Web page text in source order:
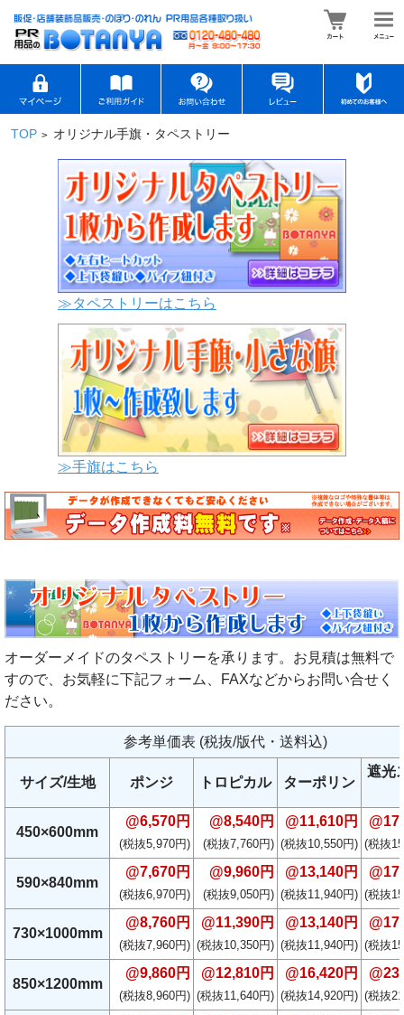
TOP > オリジナル手旗・タペストリー
≫タペストリーはこちら
≫手旗はこちら
オーダーメイドのタペストリーを承ります。お見積は無料で
すので、お気軽に下記フォーム、FAXなどからお問い合せく
ださい。
参考単価表 (税抜/版代・送料込)
サイズ/生地 ポンジ トロピカル ターポリン
遮光
450×600mm
@6,570円
(税抜5,970円)
@8,540円
(税抜7,760円)
@11,610円
(税抜10,550円) (税抜
590×840mm
@7,670円
(税抜6,970円)
@9,960円
(税抜9,050円)
@13,140円
(税抜11,940円) (税抜
730×1000mm
@8,760円
(税抜7,960円)
@11,390円
(税抜10,350円)
@13,140円
(税抜11,940円) (税抜
850×1200mm
@9,860円
(税抜8,960円)
@12,810円
(税抜11,640円)
@16,420円
(税抜14,920円) (税抜